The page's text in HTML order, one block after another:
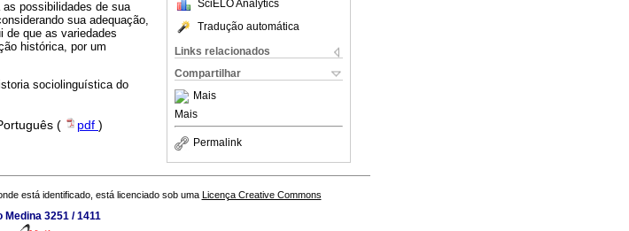
SciELO Analytics
Tradução automática
Links relacionados
Compartilhar
Mais
Mais
Permalink
possibilidades de sua
sua adequação,
de que as variedades
histórica, por um
sociolinguística do
( pdf )
está identificado, está licenciado sob uma Licença Creative Commons
Medina 3251 / 1411